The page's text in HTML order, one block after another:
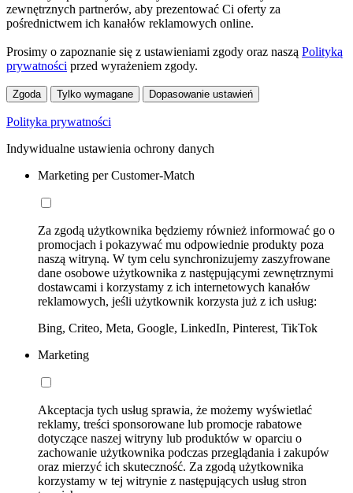
zewnętrznych partnerów, aby prezentować Ci oferty za
pośrednictwem ich kanałów reklamowych online.
Prosimy o zapoznanie się z ustawieniami zgody oraz naszą Polityką
prywatności przed wyrażeniem zgody.
Zgoda Tylko wymagane Dopasowanie ustawień
Polityka prywatności
Indywidualne ustawienia ochrony danych
Marketing per Customer-Match
Za zgodą użytkownika będziemy również informować go o
promocjach i pokazywać mu odpowiednie produkty poza
naszą witryną. W tym celu synchronizujemy zaszyfrowane
dane osobowe użytkownika z następującymi zewnętrznymi
dostawcami i korzystamy z ich internetowych kanałów
reklamowych, jeśli użytkownik korzysta już z ich usług:
Bing, Criteo, Meta, Google, LinkedIn, Pinterest, TikTok
Marketing
Akceptacja tych usług sprawia, że możemy wyświetlać
reklamy, treści sponsorowane lub promocje rabatowe
dotyczące naszej witryny lub produktów w oparciu o
zachowanie użytkownika podczas przeglądania i zakupów
oraz mierzyć ich skuteczność. Za zgodą użytkownika
korzystamy w tej witrynie z następujących usług stron